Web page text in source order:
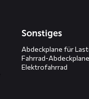
Sonstiges
Abdeckplane für
Fahrrad-
Elektrofahrrad